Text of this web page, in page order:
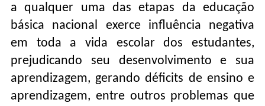
a qualquer uma das etapas da educação
básica nacional exerce influência negativa
em toda a vida escolar dos estudantes,
prejudicando seu desenvolvimento e sua
aprendizagem, gerando déficits de ensino e
aprendizagem, entre outros problemas que